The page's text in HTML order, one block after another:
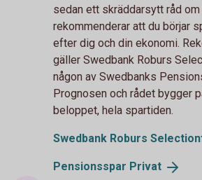
sedan ett skräddarsytt råd
rekommenderar att du börjar
efter dig och din ekonomi.
gäller Swedbank Roburs
någon av Swedbanks
Prognosen och rådet bygger
beloppet, hela spartiden.
Swedbank Roburs
Pensionsspar Privat